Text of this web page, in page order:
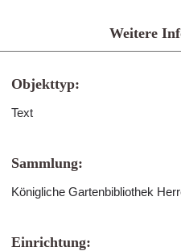
Weitere
Objekttyp:
Text
Sammlung:
Königliche Gartenbibliothek
Einrichtung: